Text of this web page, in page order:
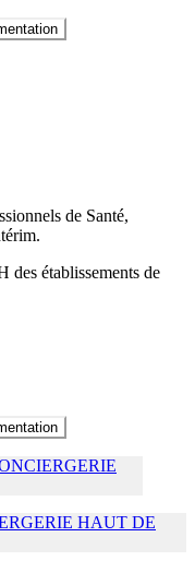
de Santé,
des établissements de